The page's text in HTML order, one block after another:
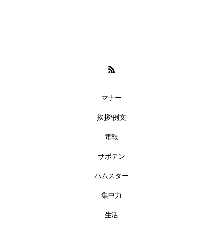
マナー
挨拶/例文
電報
サボテン
ハムスター
集中力
生活